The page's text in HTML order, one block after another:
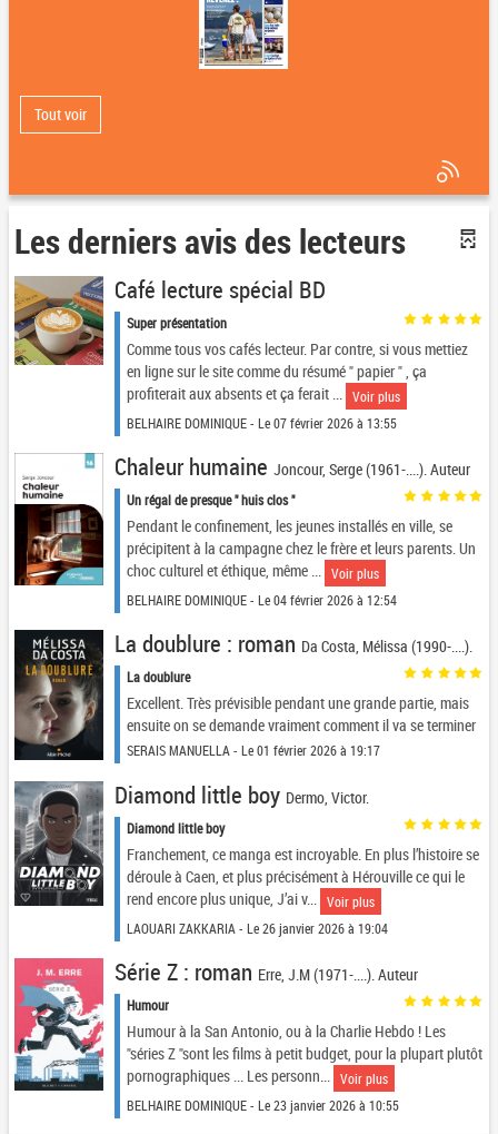
Tout voir
Les derniers avis des lecteurs
Café lecture spécial BD
Super présentation
Comme tous vos cafés lecteur. Par contre, si vous mettiez
en ligne sur le site comme du résumé " papier " , ça
profiterait aux absents et ça ferait ... Voir plus
BELHAIRE DOMINIQUE - Le 07 février 2026 à 13:55
Chaleur humaine Joncour, Serge (1961-....). Auteur
Un régal de presque " huis clos "
Pendant le confinement, les jeunes installés en ville, se
précipitent à la campagne chez le frère et leurs parents. Un
choc culturel et éthique, même ... Voir plus
BELHAIRE DOMINIQUE - Le 04 février 2026 à 12:54
La doublure : roman Da Costa, Mélissa (1990-....).
La doublure
Excellent. Très prévisible pendant une grande partie, mais
ensuite on se demande vraiment comment il va se terminer
SERAIS MANUELLA - Le 01 février 2026 à 19:17
Diamond little boy Dermo, Victor.
Diamond little boy
Franchement, ce manga est incroyable. En plus l’histoire se
déroule à Caen, et plus précisément à Hérouville ce qui le
rend encore plus unique, J’ai v... Voir plus
LAOUARI ZAKKARIA - Le 26 janvier 2026 à 19:04
Série Z : roman Erre, J.M (1971-....). Auteur
Humour
Humour à la San Antonio, ou à la Charlie Hebdo ! Les
"séries Z "sont les films à petit budget, pour la plupart plutôt
pornographiques ... Les personn... Voir plus
BELHAIRE DOMINIQUE - Le 23 janvier 2026 à 10:55